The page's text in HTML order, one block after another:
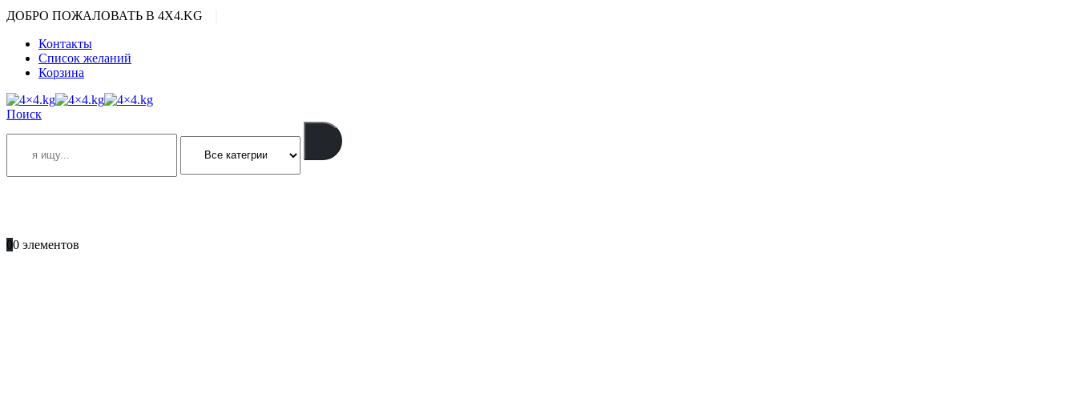
ДОБРО ПОЖАЛОВАТЬ В 4X4.KG
Контакты
Список желаний
Корзина
Поиск
00 элементов